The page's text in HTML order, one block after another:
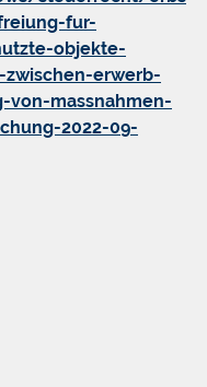
fur-
objekte-
erwerb-
von-massnahmen-
2022-09-